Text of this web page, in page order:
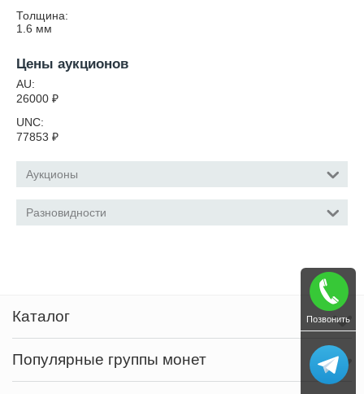
Толщина:
1.6 мм
Цены аукционов
AU:
26000 ₽
UNC:
77853 ₽
Аукционы
Разновидности
Каталог
Популярные группы монет
Позвонить